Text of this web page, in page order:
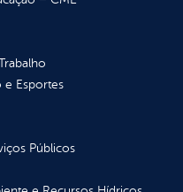
e Esportes
Públicos